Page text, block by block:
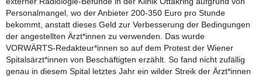
Personalmangel, wo der Anbieter 200-350 Euro pro Stunde
bekommt, anstatt dieses Geld zur Verbesserung der Bedingungen
der angestellten Ärzt*innen zu verwenden. Das wurde
VORWÄRTS-Redakteur*innen so auf dem Protest der Wiener
Spitalsärzt*innen von Beschäftigten erzählt. So fand nicht zufällig
genau in diesem Spital letztes Jahr ein wilder Streik der Ärzt*innen